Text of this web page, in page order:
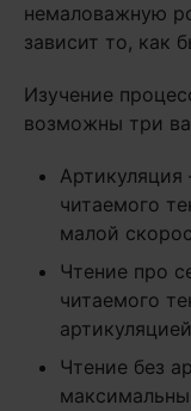
немаловажную
зависит то, как
Изучение
возможны три
Артикуляция
читаемого
малой
Чтение про
читаемого
Чтение без